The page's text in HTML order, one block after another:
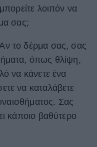
λοιπόν να
σας;
Αν το δέρμα σας, σας
όπως θλίψη,
να κάνετε ένα
να καταλάβετε
Σας
κάποιο βαθύτερο